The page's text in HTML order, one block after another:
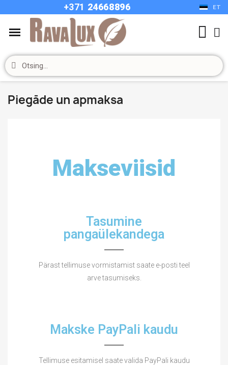
+371 24668896 ET
Piegāde un apmaksa
Makseviisid
Tasumine
pangaülekandega
Pärast tellimuse vormistamist saate e-posti teel
arve tasumiseks.
Makske PayPali kaudu
Tellimuse esitamisel saate valida PayPali kaudu